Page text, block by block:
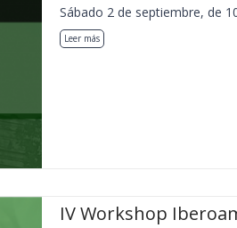
Sábado 2 de septiembre, de
Leer más
IV Workshop